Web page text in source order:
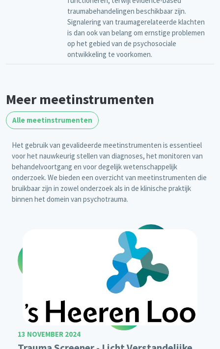
traumabehandelingen beschikbaar zijn.
Signalering van traumagerelateerde klachten
is dan ook van belang om ernstige problemen
op het gebied van de psychosociale
ontwikkeling te voorkomen.
Meer meetinstrumenten
Alle meetinstrumenten
Het gebruik van gevalideerde meetinstrumenten is essentieel
voor het nauwkeurig stellen van diagnoses, het monitoren van
behandelvoortgang en voor degelijk wetenschappelijk
onderzoek. We bieden een overzicht van meetinstrumenten die
bruikbaar zijn in zowel onderzoek als in de klinische praktijk
binnen het domein van psychotrauma.
13 NOVEMBER 2024